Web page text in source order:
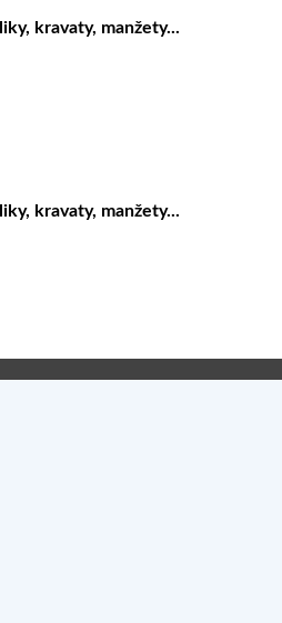
kravaty, manžety...
kravaty, manžety...